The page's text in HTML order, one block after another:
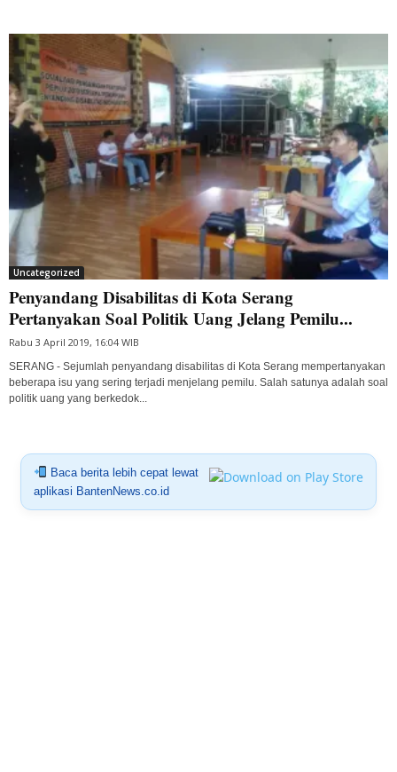
Uncategorized
Penyandang Disabilitas di Kota Serang
Pertanyakan Soal Politik Uang Jelang Pemilu...
Rabu 3 April 2019, 16:04 WIB
SERANG - Sejumlah penyandang disabilitas di Kota Serang mempertanyakan
beberapa isu yang sering terjadi menjelang pemilu. Salah satunya adalah soal
politik uang yang berkedok...
Baca berita lebih cepat lewat
aplikasi BantenNews.co.id